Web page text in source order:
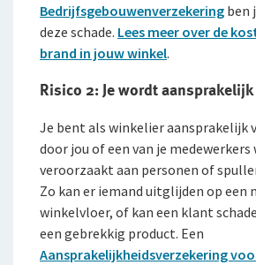
Bedrijfsgebouwenverzekering ben
deze schade. Lees meer over de
brand in jouw winkel.
Risico 2: Je wordt
Je bent als winkelier aansprakelijk
door jou of een van je medewerkers
veroorzaakt aan personen of
Zo kan er iemand uitglijden op een
winkelvloer, of kan een klant
een gebrekkig product. Een
Aansprakelijkheidsverzekering